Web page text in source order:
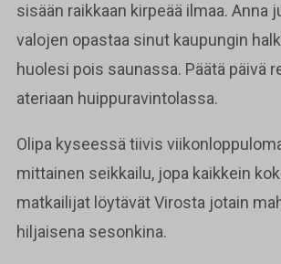
sisään raikkaan kirpeää ilmaa. Anna
valojen opastaa sinut kaupungin
huolesi pois saunassa. Päätä päivä
ateriaan huippuravintolassa.
Olipa kyseessä tiivis
mittainen seikkailu, jopa kaikkein
matkailijat löytävät Virosta jotain
hiljaisena sesonkina.